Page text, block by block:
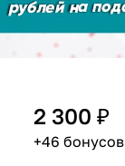
2 300 ₽
+46 бонусов